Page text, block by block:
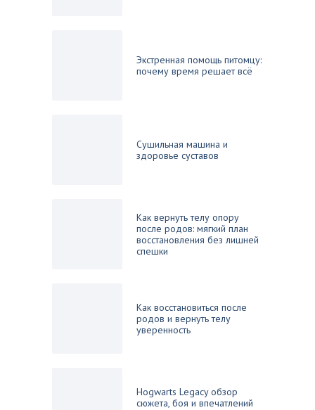
Экстренная помощь питомцу:
почему время решает всё
Сушильная машина и
здоровье суставов
Как вернуть телу опору
после родов: мягкий план
восстановления без лишней
спешки
Как восстановиться после
родов и вернуть телу
уверенность
Hogwarts Legacy обзор
сюжета, боя и впечатлений